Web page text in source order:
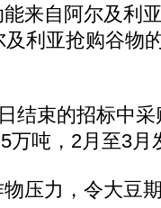
自阿尔及利
利亚抢购谷物
束的招标中采
万吨，2月至3月
力，令大豆